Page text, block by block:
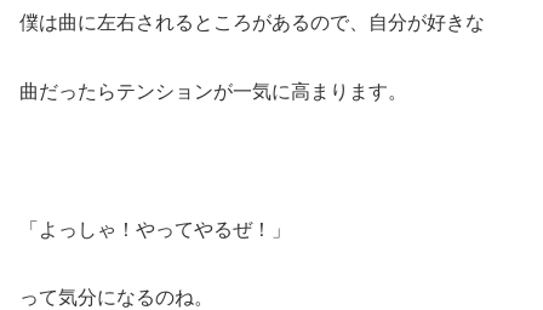
僕は曲に左右されるところがあるので、自分が好きな
曲だったらテンションが一気に高まります。
「よっしゃ！やってやるぜ！」
って気分になるのね。